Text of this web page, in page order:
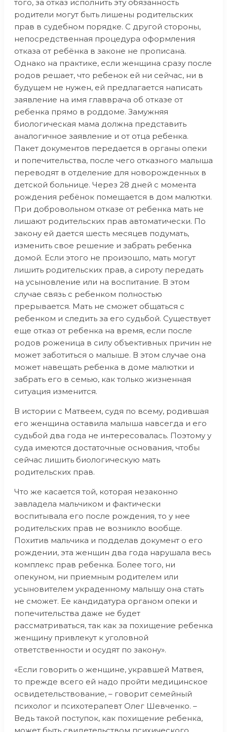
того, за отказ исполнить эту обязанность
родители могут быть лишены родительских
прав в судебном порядке. С другой стороны,
непосредственная процедура оформления
отказа от ребёнка в законе не прописана.
Однако на практике, если женщина сразу после
родов решает, что ребенок ей ни сейчас, ни в
будущем не нужен, ей предлагается написать
заявление на имя главврача об отказе от
ребенка прямо в роддоме. Замужняя
биологическая мама должна представить
аналогичное заявление и от отца ребенка.
Пакет документов передается в органы опеки
и попечительства, после чего отказного малыша
переводят в отделение для новорожденных в
детской больнице. Через 28 дней с момента
рождения ребёнок помещается в дом малютки.
При добровольном отказе от ребенка мать не
лишают родительских прав автоматически. По
закону ей дается шесть месяцев подумать,
изменить свое решение и забрать ребенка
домой. Если этого не произошло, мать могут
лишить родительских прав, а сироту передать
на усыновление или на воспитание. В этом
случае связь с ребенком полностью
прерывается. Мать не сможет общаться с
ребенком и следить за его судьбой. Существует
еще отказ от ребенка на время, если после
родов роженица в силу объективных причин не
может заботиться о малыше. В этом случае она
может навещать ребенка в доме малютки и
забрать его в семью, как только жизненная
ситуация изменится.
В истории с Матвеем, судя по всему, родившая
его женщина оставила малыша навсегда и его
судьбой два года не интересовалась. Поэтому у
суда имеются достаточные основания, чтобы
сейчас лишить биологическую мать
родительских прав.
Что же касается той, которая незаконно
завладела мальчиком и фактически
воспитывала его после рождения, то у нее
родительских прав не возникло вообще.
Похитив мальчика и подделав документ о его
рождении, эта женщин два года нарушала весь
комплекс прав ребенка. Более того, ни
опекуном, ни приемным родителем или
усыновителем украденному малышу она стать
не сможет. Ее кандидатура органом опеки и
попечительства даже не будет
рассматриваться, так как за похищение ребенка
женщину привлекут к уголовной
ответственности и осудят по закону».
«Если говорить о женщине, укравшей Матвея,
то прежде всего ей надо пройти медицинское
освидетельствование, – говорит семейный
психолог и психотерапевт Олег Шевченко. –
Ведь такой поступок, как похищение ребенка,